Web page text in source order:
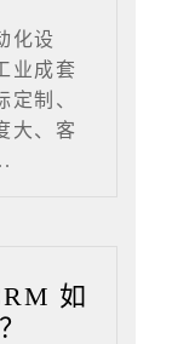
化设
业成套
制、
大、客
如